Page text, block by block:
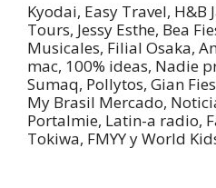
Kyodai, Easy Travel, H&B
Tours, Jessy Esthe, Bea
Musicales, Filial Osaka,
mac, 100% ideas, Nadie
Sumaq, Pollytos, Gian
My Brasil Mercado,
Portalmie, Latin-a radio,
Tokiwa, FMYY y World